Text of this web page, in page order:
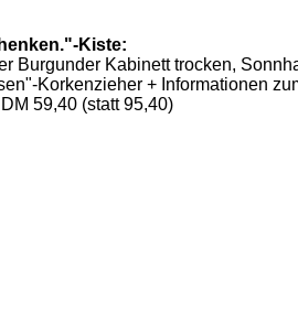
Kiste:
Burgunder Kabinett trocken,
Korkenzieher + Informationen
59,40 (statt 95,40)